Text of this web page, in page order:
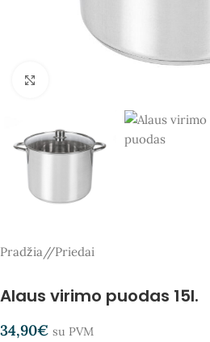
Pradžia/ Priedai
Alaus virimo puodas 15l.
34,90€ su PVM